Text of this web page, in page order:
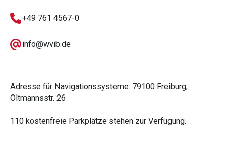
+49 761 4567-0
info@wvib.de
Adresse für Navigationssysteme: 79100 Freiburg,
Oltmannsstr. 26
110 kostenfreie Parkplätze stehen zur Verfügung.